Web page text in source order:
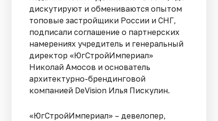
дискутируют и обмениваются опытом
топовые застройщики России и СНГ,
подписали соглашение о партнерских
намерениях учредитель и генеральный
директор «ЮгСтройИмпериал»
Николай Амосов и основатель
архитектурно-брендинговой
компанией DeVision Илья Пискулин.
«ЮгСтройИмпериал» – девелопер,